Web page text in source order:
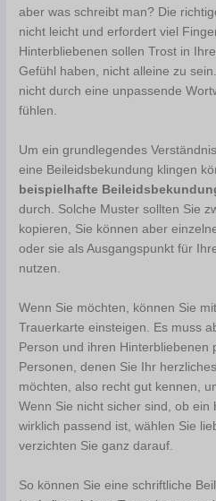
aber was schreibt man? Die
nicht leicht und erfordert viel
Hinterbliebenen sollen Trost in
Gefühl haben, nicht alleine zu
nicht durch eine unpassende
fühlen.
Um ein grundlegendes
eine Beileidsbekundung klingen
beispielhafte
durch. Solche Muster sollten Sie
kopieren, Sie können aber
oder sie als Ausgangspunkt für
nutzen.
Wenn Sie möchten, können Sie
Trauerkarte einsteigen. Es muss
Person und ihren Hinterbliebenen
Personen, denen Sie Ihr
möchten, also recht gut kennen,
Wenn Sie nicht sicher sind, ob ein
wirklich passend ist, wählen Sie
verzichten Sie ganz darauf.
So können Sie eine schriftliche